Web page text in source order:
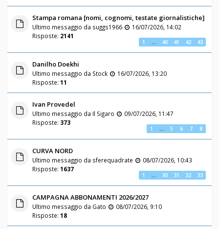
Stampa romana [nomi, cognomi, testate giornalistiche]
Ultimo messaggio da suggs1966
16/07/2026, 14:02
Risposte: 2141
1 40 41 42 43
Danilho Doekhi
Ultimo messaggio da Stock
16/07/2026, 13:20
Risposte: 11
Ivan Provedel
Ultimo messaggio da Il Sigaro
09/07/2026, 11:47
Risposte: 373
1 5 6 7 8
CURVA NORD
Ultimo messaggio da sferequadrate
08/07/2026, 10:43
Risposte: 1637
1 30 31 32 33
CAMPAGNA ABBONAMENTI 2026/2027
Ultimo messaggio da Gato
08/07/2026, 9:10
Risposte: 18